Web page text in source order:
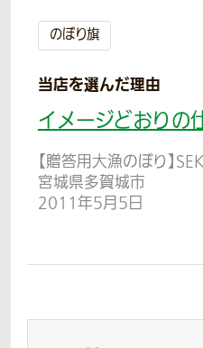
のぼり旗
当店を選んだ理由
イメージどおりの
【贈答用大漁のぼり】
宮城県多賀城市
2011年5月5日